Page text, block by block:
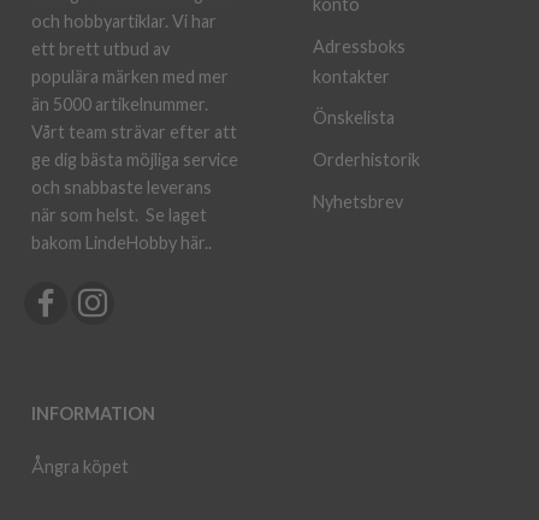
och hobbyartiklar. Vi har
ett brett utbud av
populära märken med mer
än 5000 artikelnummer.
Vårt team strävar efter att
ge dig bästa möjliga service
och snabbaste leverans
när som helst. Se laget
bakom LindeHobby här..
INFORMATION
Ångra köpet
Adressboks
kontakter
Önskelista
Orderhistorik
Nyhetsbrev